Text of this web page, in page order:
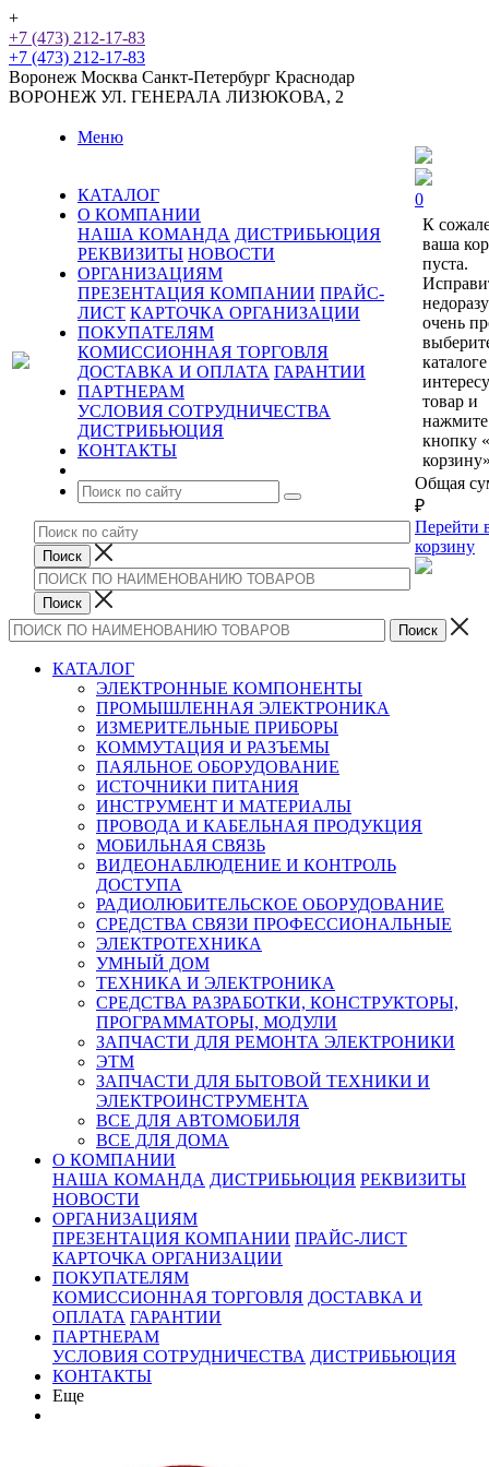
+
+7 (473) 212-17-83
+7 (473) 212-17-83
Воронеж Москва Санкт-Петербург Краснодар
ВОРОНЕЖ УЛ. ГЕНЕРАЛА ЛИЗЮКОВА, 2
Меню
КАТАЛОГ
О КОМПАНИИ
НАША КОМАНДА ДИСТРИБЬЮЦИЯ
РЕКВИЗИТЫ НОВОСТИ
ОРГАНИЗАЦИЯМ
ПРЕЗЕНТАЦИЯ КОМПАНИИ ПРАЙС-
ЛИСТ КАРТОЧКА ОРГАНИЗАЦИИ
ПОКУПАТЕЛЯМ
КОМИССИОННАЯ ТОРГОВЛЯ
ДОСТАВКА И ОПЛАТА ГАРАНТИИ
ПАРТНЕРАМ
УСЛОВИЯ СОТРУДНИЧЕСТВА
ДИСТРИБЬЮЦИЯ
КОНТАКТЫ
0
К
ваша
пуста.
очень
каталоге
товар и
нажмите
кнопку
Общая
₽
Перейти
корзину
КАТАЛОГ
ЭЛЕКТРОННЫЕ КОМПОНЕНТЫ
ПРОМЫШЛЕННАЯ ЭЛЕКТРОНИКА
ИЗМЕРИТЕЛЬНЫЕ ПРИБОРЫ
КОММУТАЦИЯ И РАЗЪЕМЫ
ПАЯЛЬНОЕ ОБОРУДОВАНИЕ
ИСТОЧНИКИ ПИТАНИЯ
ИНСТРУМЕНТ И МАТЕРИАЛЫ
ПРОВОДА И КАБЕЛЬНАЯ ПРОДУКЦИЯ
МОБИЛЬНАЯ СВЯЗЬ
ВИДЕОНАБЛЮДЕНИЕ И КОНТРОЛЬ
ДОСТУПА
РАДИОЛЮБИТЕЛЬСКОЕ ОБОРУДОВАНИЕ
СРЕДСТВА СВЯЗИ ПРОФЕССИОНАЛЬНЫЕ
ЭЛЕКТРОТЕХНИКА
УМНЫЙ ДОМ
ТЕХНИКА И ЭЛЕКТРОНИКА
СРЕДСТВА РАЗРАБОТКИ, КОНСТРУКТОРЫ,
ПРОГРАММАТОРЫ, МОДУЛИ
ЗАПЧАСТИ ДЛЯ РЕМОНТА ЭЛЕКТРОНИКИ
ЭТМ
ЗАПЧАСТИ ДЛЯ БЫТОВОЙ ТЕХНИКИ И
ЭЛЕКТРОИНСТРУМЕНТА
ВСЕ ДЛЯ АВТОМОБИЛЯ
ВСЕ ДЛЯ ДОМА
О КОМПАНИИ
НАША КОМАНДА ДИСТРИБЬЮЦИЯ РЕКВИЗИТЫ
НОВОСТИ
ОРГАНИЗАЦИЯМ
ПРЕЗЕНТАЦИЯ КОМПАНИИ ПРАЙС-ЛИСТ
КАРТОЧКА ОРГАНИЗАЦИИ
ПОКУПАТЕЛЯМ
КОМИССИОННАЯ ТОРГОВЛЯ ДОСТАВКА И
ОПЛАТА ГАРАНТИИ
ПАРТНЕРАМ
УСЛОВИЯ СОТРУДНИЧЕСТВА ДИСТРИБЬЮЦИЯ
КОНТАКТЫ
Еще